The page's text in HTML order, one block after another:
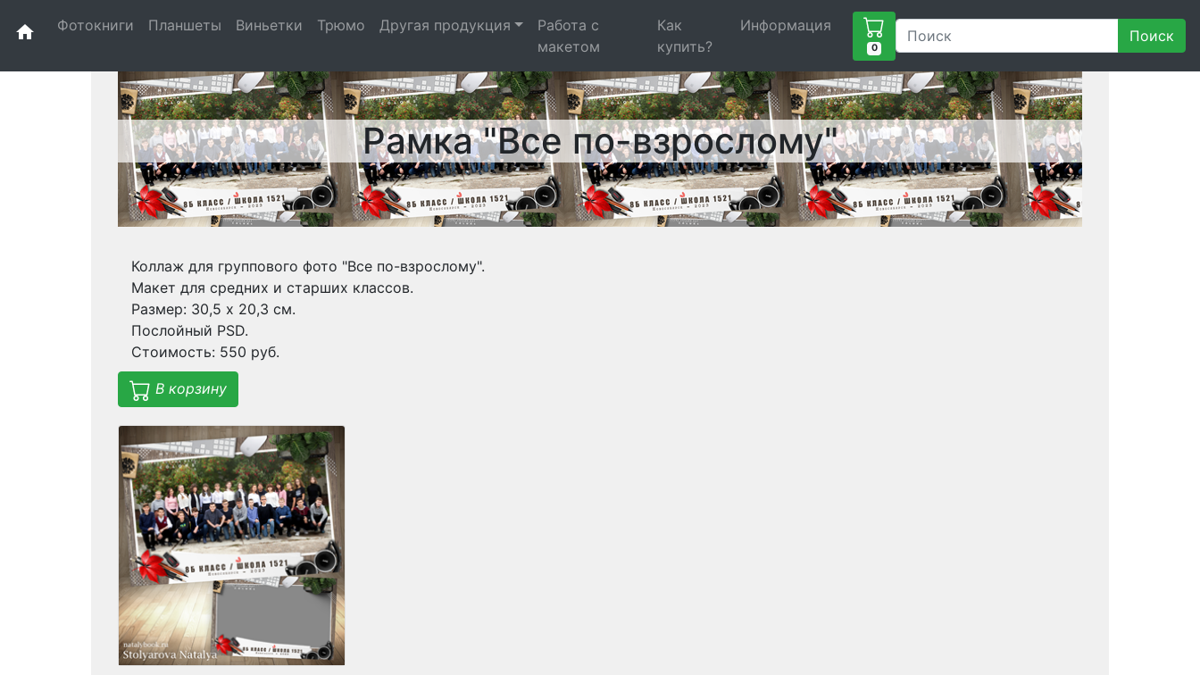
home Фотокниги Планшеты Виньетки Трюмо Другая продукция
Работа с
макетом
Как
купить?
Информация
0
Поиск
Рамка "Все по-взрослому"
Коллаж для группового фото "Все по-взрослому".
Макет для средних и старших классов.
Размер: 30,5 х 20,3 см.
Послойный PSD.
Стоимость: 550 руб.
В корзину